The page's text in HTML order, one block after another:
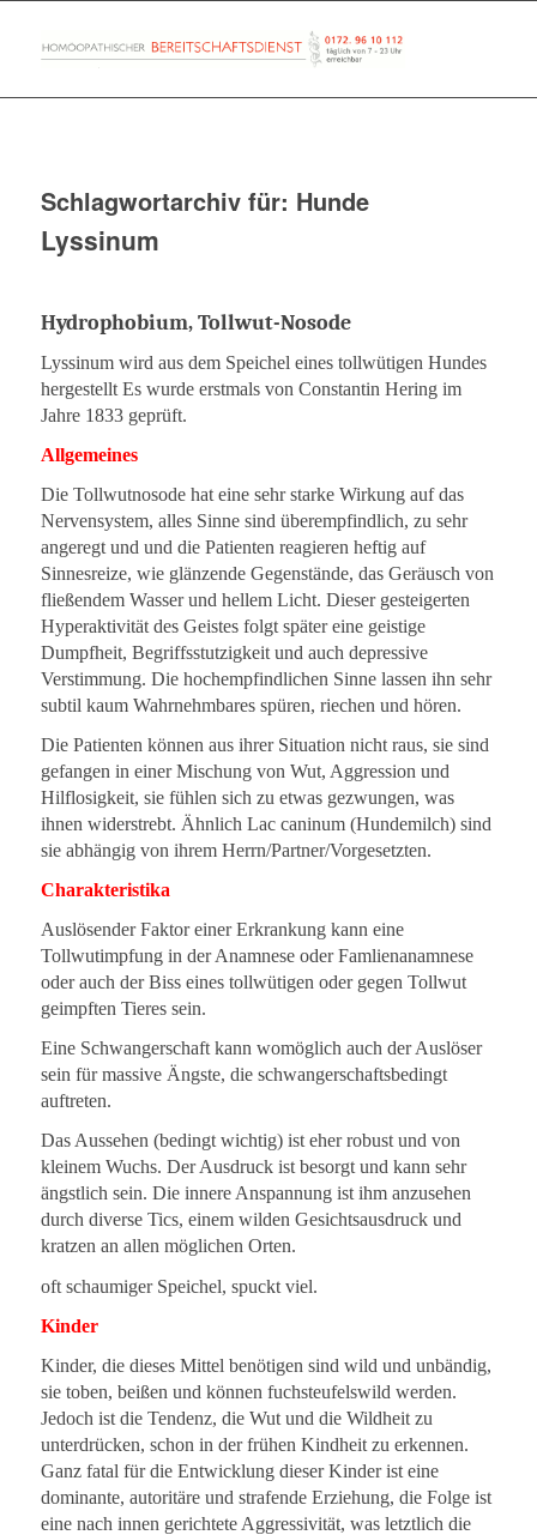
Schlagwortarchiv für: Hunde
Lyssinum
Hydrophobium, Tollwut-Nosode
Lyssinum wird aus dem Speichel eines tollwütigen Hundes
hergestellt Es wurde erstmals von Constantin Hering im
Jahre 1833 geprüft.
Allgemeines
Die Tollwutnosode hat eine sehr starke Wirkung auf das
Nervensystem, alles Sinne sind überempfindlich, zu sehr
angeregt und und die Patienten reagieren heftig auf
Sinnesreize, wie glänzende Gegenstände, das Geräusch von
fließendem Wasser und hellem Licht. Dieser gesteigerten
Hyperaktivität des Geistes folgt später eine geistige
Dumpfheit, Begriffsstutzigkeit und auch depressive
Verstimmung. Die hochempfindlichen Sinne lassen ihn sehr
subtil kaum Wahrnehmbares spüren, riechen und hören.
Die Patienten können aus ihrer Situation nicht raus, sie sind
gefangen in einer Mischung von Wut, Aggression und
Hilflosigkeit, sie fühlen sich zu etwas gezwungen, was
ihnen widerstrebt. Ähnlich Lac caninum (Hundemilch) sind
sie abhängig von ihrem Herrn/Partner/Vorgesetzten.
Charakteristika
Auslösender Faktor einer Erkrankung kann eine
Tollwutimpfung in der Anamnese oder Famlienanamnese
oder auch der Biss eines tollwütigen oder gegen Tollwut
geimpften Tieres sein.
Eine Schwangerschaft kann womöglich auch der Auslöser
sein für massive Ängste, die schwangerschaftsbedingt
auftreten.
Das Aussehen (bedingt wichtig) ist eher robust und von
kleinem Wuchs. Der Ausdruck ist besorgt und kann sehr
ängstlich sein. Die innere Anspannung ist ihm anzusehen
durch diverse Tics, einem wilden Gesichtsausdruck und
kratzen an allen möglichen Orten.
oft schaumiger Speichel, spuckt viel.
Kinder
Kinder, die dieses Mittel benötigen sind wild und unbändig,
sie toben, beißen und können fuchsteufelswild werden.
Jedoch ist die Tendenz, die Wut und die Wildheit zu
unterdrücken, schon in der frühen Kindheit zu erkennen.
Ganz fatal für die Entwicklung dieser Kinder ist eine
dominante, autoritäre und strafende Erziehung, die Folge ist
eine nach innen gerichtete Aggressivität, was letztlich die